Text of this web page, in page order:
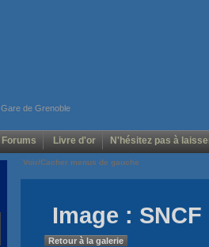
Gare de Grenoble
Forums Livre d'or N'hésitez pas à
Voir/Cacher menus de gauche
Image :
Retour à la galerie